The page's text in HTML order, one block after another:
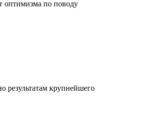
оптимизма по поводу
результатам крупнейшего